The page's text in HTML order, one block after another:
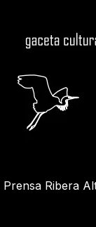
Prensa Ribera